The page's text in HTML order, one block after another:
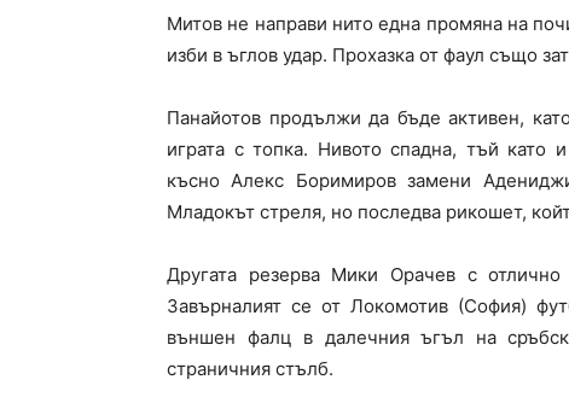
Митов не направи нито една промяна на
изби в ъглов удар. Прохазка от фаул също
Панайотов продължи да бъде активен,
играта с топка. Нивото спадна, тъй
късноАлекс Боримировзамени
Младокът стреля, но последва рикошет,
Другата резерва Мики Орачев с
Завърналият се отЛокомотив (София)
външен фалц в далечния ъгъл на
страничния стълб.